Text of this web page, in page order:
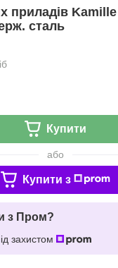
приладів
сталь
Купити
або
Купити з
з Пром?
захистом